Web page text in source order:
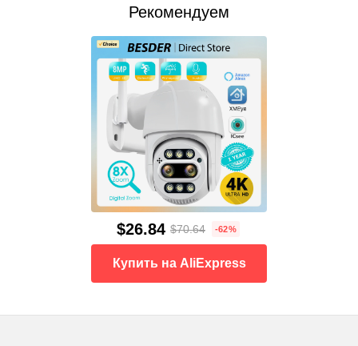
Рекомендуем
$26.84 $70.64 -62%
Купить на AliExpress